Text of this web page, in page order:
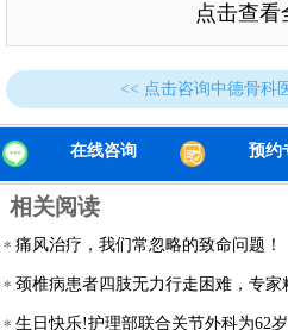
毫米小切口，就可到达治疗区域
解决腰痛的问题，创伤小，恢复
越来越厉害的腰疼 严重影响
不少人都有腰椎间盘突出症，
为忍忍就过去了，然而大多数人
慢慢发展到腿痛发麻、浑身乏力
做推拿......为了止痛，许多人尝
解一下，没过多久又开始疼痛。
前段时间，福州中德骨科医院
点击查看
<< 点击咨询中德骨科
在线咨询 预约
相关阅读
痛风治疗，我们常忽略的致命问题！
颈椎病患者四肢无力行走困难，专家
生日快乐!护理部联合关节外科为62